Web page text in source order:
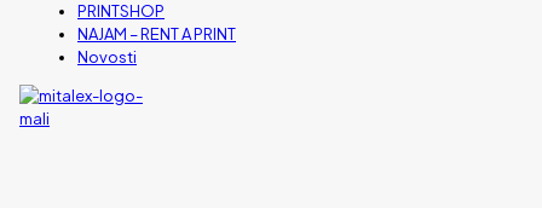
PRINTSHOP
NAJAM – RENT A PRINT
Novosti